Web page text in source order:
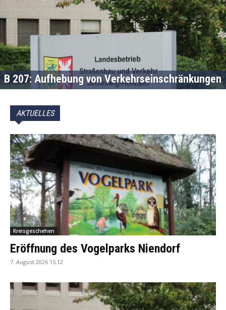
B 207: Aufhebung von Verkehrseinschränkungen
AKTUELLES
Kreisgeschehen
Eröffnung des Vogelparks Niendorf
7. August 2026 15:12